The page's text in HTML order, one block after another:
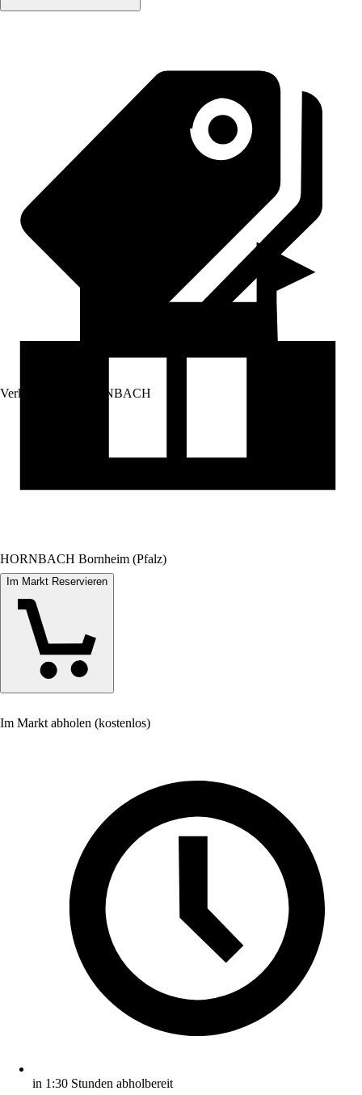
Verkauf durch: HORNBACH
HORNBACH Bornheim (Pfalz)
Im Markt Reservieren
Im Markt abholen (kostenlos)
in 1:30 Stunden abholbereit